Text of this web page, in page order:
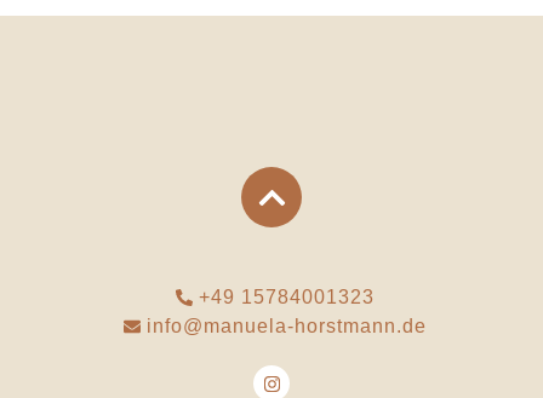
+49 15784001323
info@manuela-horstmann.de